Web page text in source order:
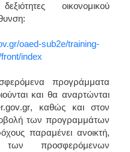
οικονομικού
oaed-sub2e/training-
index
προγράμματα
και θα αναρτώνται
gov.gr, καθώς και στον
των προγραμμάτων
παραμένει ανοικτή,
προσφερόμενων